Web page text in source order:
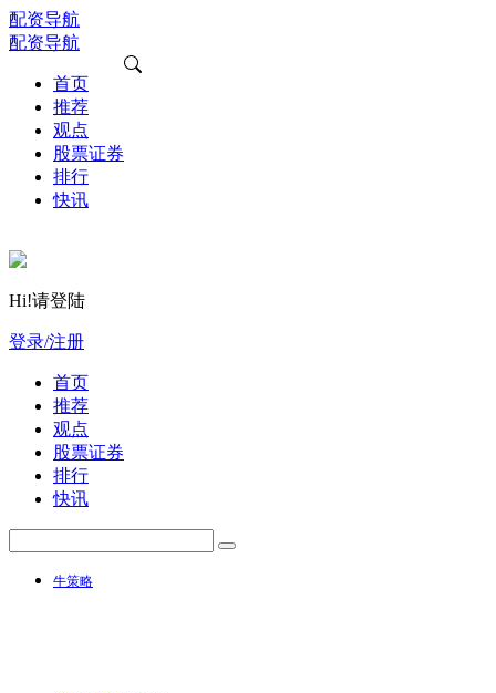
配资导航
配资导航
首页
推荐
观点
股票证券
排行
快讯
Hi!请登陆
登录/注册
首页
推荐
观点
股票证券
排行
快讯
牛策略